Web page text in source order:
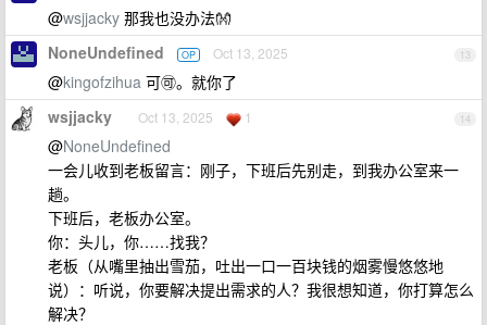
@wsjjacky 那我也没办法👐
13
NoneUndefined OP Oct 13, 2025
@kingofzihua 可🉑。就你了
14
wsjjacky Oct 13, 2025 1
@NoneUndefined
一会儿收到老板留言：刚子，下班后先别走，到我办公室来一
趟。
下班后，老板办公室。
你：头儿，你……找我？
老板（从嘴里抽出雪茄，吐出一口一百块钱的烟雾慢悠悠地
说）：听说，你要解决提出需求的人？我很想知道，你打算怎么
解决？